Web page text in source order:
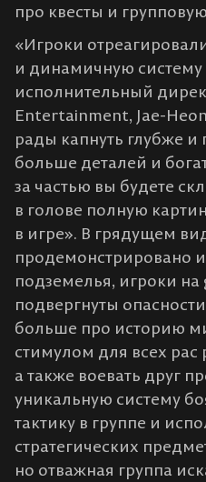
про квесты и
«Игроки
и динамичную систему
исполнительный
Entertainment, Jae-
рады капнуть глубже и
больше деталей и
за частью вы будете
в голове полную
в игре». В грядущем
продемонстрировано
подземелья, игроки на
подвергнуты
больше про историю
стимулом для всех рас
а также воевать друг
уникальную систему
тактику в группе и
стратегических
но отважная группа